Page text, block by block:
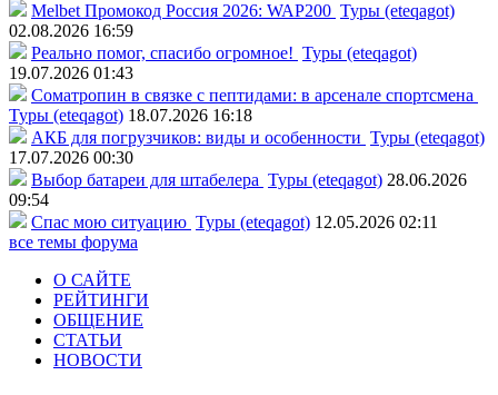
Melbet Промокод Россия 2026: WAP200 Туры (eteqagot)
02.08.2026 16:59
Реально помог, спасибо огромное! Туры (eteqagot)
19.07.2026 01:43
Соматропин в связке с пептидами: в арсенале спортсмена
Туры (eteqagot) 18.07.2026 16:18
АКБ для погрузчиков: виды и особенности Туры (eteqagot)
17.07.2026 00:30
Выбор батареи для штабелера Туры (eteqagot) 28.06.2026
09:54
Спас мою ситуацию Туры (eteqagot) 12.05.2026 02:11
все темы форума
О САЙТЕ
РЕЙТИНГИ
ОБЩЕНИЕ
СТАТЬИ
НОВОСТИ